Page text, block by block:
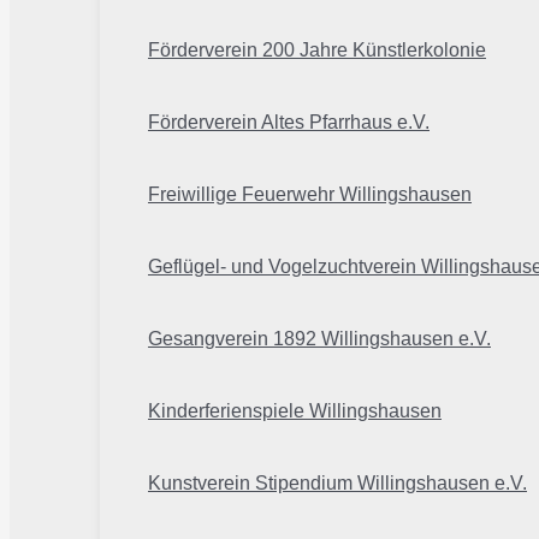
Förderverein 200 Jahre Künstlerkolonie
Förderverein Altes Pfarrhaus e.V.
Freiwillige Feuerwehr Willingshausen
Geflügel- und Vogelzuchtverein
Gesangverein 1892 Willingshausen e.V.
Kinderferienspiele Willingshausen
Kunstverein Stipendium Willingshausen e.V.